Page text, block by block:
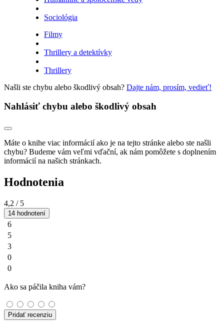
Sociológia
Filmy
Thrillery a detektívky
Thrillery
Našli ste chybu alebo škodlivý obsah? Dajte nám, prosím, vedieť!
Nahlásiť chybu alebo škodlivý obsah
Máte o knihe viac informácií ako je na tejto stránke alebo ste našli
chybu? Budeme vám veľmi vďační, ak nám pomôžete s doplnením
informácií na našich stránkach.
Hodnotenia
4,2 / 5
14 hodnotení
6
5
3
0
0
Ako sa páčila kniha vám?
Pridať recenziu